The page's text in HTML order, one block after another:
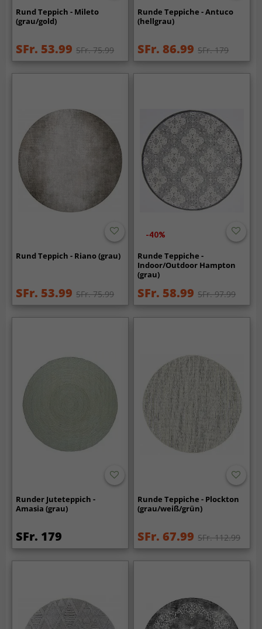
Rund Teppich - Mileto
(grau/gold)
SFr. 53.99 SFr. 75.99
Runde Teppiche - Antuco
(hellgrau)
SFr. 86.99 SFr. 179
Rund Teppich - Riano (grau)
SFr. 53.99 SFr. 75.99
-40%
Runde Teppiche -
Indoor/Outdoor Hampton
(grau)
SFr. 58.99 SFr. 97.99
Runder Juteteppich -
Amasia (grau)
SFr. 179
Runde Teppiche - Plockton
(grau/weiß/grün)
SFr. 67.99 SFr. 112.99